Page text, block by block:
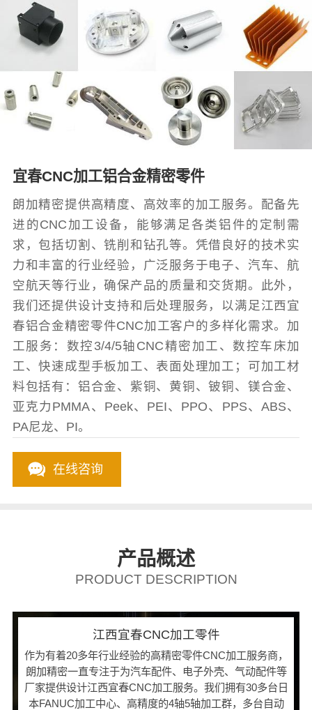
宜春CNC加工铝合金精密零件
朗加精密提供高精度、高效率的加工服务。配备先
进的CNC加工设备，能够满足各类铝件的定制需
求，包括切割、铣削和钻孔等。凭借良好的技术实
力和丰富的行业经验，广泛服务于电子、汽车、航
空航天等行业，确保产品的质量和交货期。此外，
我们还提供设计支持和后处理服务，以满足江西宜
春铝合金精密零件CNC加工客户的多样化需求。加
工服务：数控3/4/5轴CNC精密加工、数控车床加
工、快速成型手板加工、表面处理加工；可加工材
料包括有：铝合金、紫铜、黄铜、铍铜、镁合金、
亚克力PMMA、Peek、PEI、PPO、PPS、ABS、
PA尼龙、PI。
在线咨询
产品概述
PRODUCT DESCRIPTION
江西宜春CNC加工零件
作为有着20多年行业经验的高精密零件CNC加工服务商，
朗加精密一直专注于为汽车配件、电子外壳、气动配件等
厂家提供设计江西宜春CNC加工服务。我们拥有30多台日
本FANUC加工中心、高精度的4轴5轴加工群，多台自动